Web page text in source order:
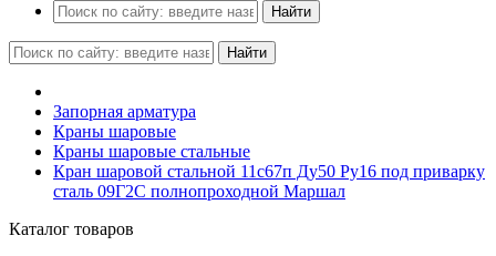
Найти
Найти
Запорная арматура
Краны шаровые
Краны шаровые стальные
Кран шаровой стальной 11с67п Ду50 Ру16 под приварку
сталь 09Г2С полнопроходной Маршал
Каталог товаров